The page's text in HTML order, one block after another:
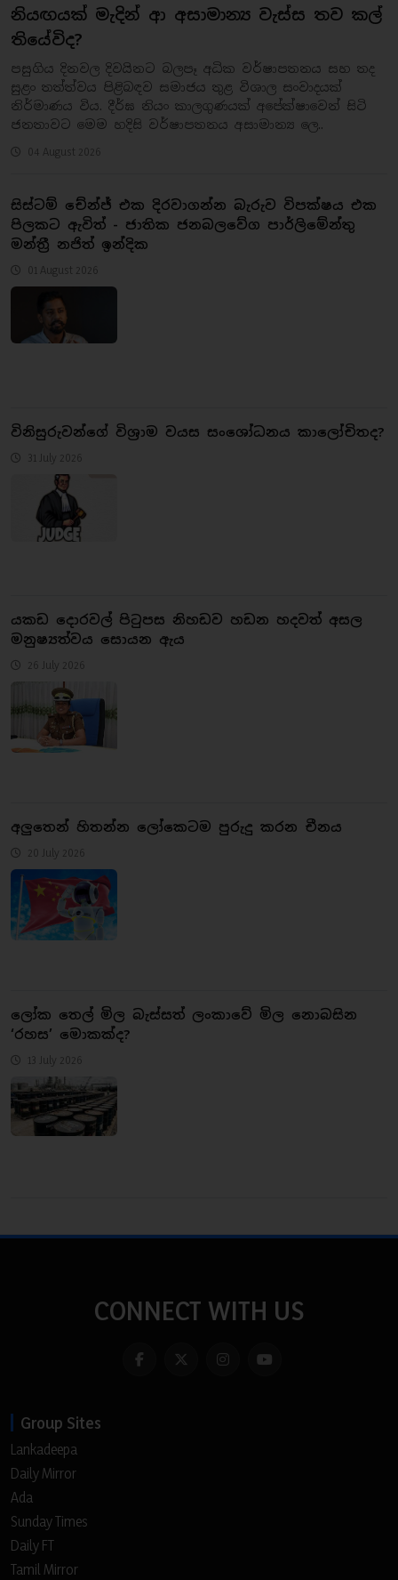
නියඟයක් මැදින් ආ අසාමාන්‍ය වැස්ස තව කල්
තියේවිද?
​පසුගිය දිනවල දිවයිනට බලපෑ අධික වර්ෂාපතනය සහ තද
සුළං තත්ත්වය පිළිබඳව සමාජය තුළ විශාල සංවාදයක්
නිර්මාණය විය. දීර්ඝ නියං කාලගුණයක් අපේක්ෂාවෙන් සිටි
ජනතාවට මෙම හදිසි වර්ෂාපතනය අසාමාන්‍ය ලෙ..
04 August 2026
සිස්ටම් චේන්ජ් එක දිරවාගන්න බැරුව විපක්ෂය එක
පිලකට ඇවිත් - ජාතික ජනබලවේග පාර්ලිමේන්තු
මන්ත්‍රී නජිත් ඉන්දික
01 August 2026
​විනිසුරුවන්ගේ විශ්‍රාම වයස සංශෝධනය කාලෝචිතද?
31 July 2026
යකඩ දොරවල් පිටුපස නිහඩව හඩන හදවත් අසල
මනුෂ්‍යත්වය සොයන ඇය
26 July 2026
අලුතෙන් හිතන්න ලෝකෙටම පුරුදු කරන චීනය
20 July 2026
ලෝක තෙල් මිල බැස්සත් ලංකාවේ මිල නොබසින
‘රහස’ මොකක්ද?
13 July 2026
CONNECT WITH US
Group Sites
Lankadeepa
Daily Mirror
Ada
Sunday Times
Daily FT
Tamil Mirror